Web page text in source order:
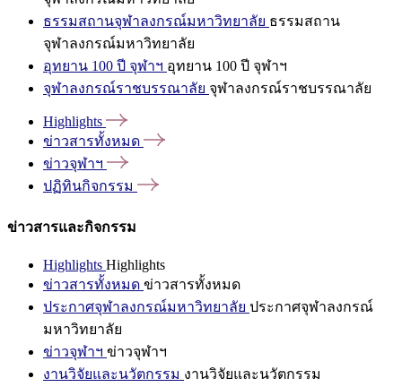
ธรรมสถานจุฬาลงกรณ์มหาวิทยาลัย ธรรมสถาน
จุฬาลงกรณ์มหาวิทยาลัย
อุทยาน 100 ปี จุฬาฯ อุทยาน 100 ปี จุฬาฯ
จุฬาลงกรณ์ราชบรรณาลัย จุฬาลงกรณ์ราชบรรณาลัย
Highlights
ข่าวสารทั้งหมด
ข่าวจุฬาฯ
ปฏิทินกิจกรรม
ข่าวสารและกิจกรรม
Highlights Highlights
ข่าวสารทั้งหมด ข่าวสารทั้งหมด
ประกาศจุฬาลงกรณ์มหาวิทยาลัย ประกาศจุฬาลงกรณ์
มหาวิทยาลัย
ข่าวจุฬาฯ ข่าวจุฬาฯ
งานวิจัยและนวัตกรรม งานวิจัยและนวัตกรรม